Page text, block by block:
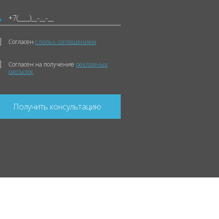
Согласенс польз. соглашением
Согласен на получение рекламных
рассылок
Получить консультацию